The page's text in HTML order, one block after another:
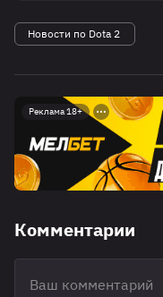
Новости по Dota 2
Реклама 18+
Комментарии